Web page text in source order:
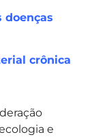
doenças
crônica
e